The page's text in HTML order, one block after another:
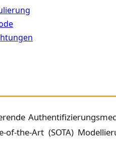
the-Art (SOTA)